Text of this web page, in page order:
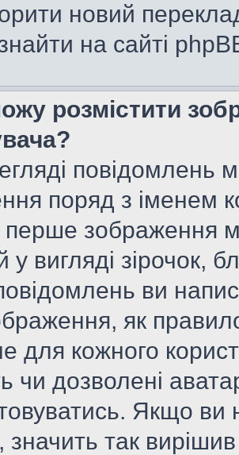
новий
на сайті
розмістити
повідомлень
поряд з іменем
зображення
у вигляді зірочок,
ви
як
для кожного
чи дозволені
Якщо ви
значить так